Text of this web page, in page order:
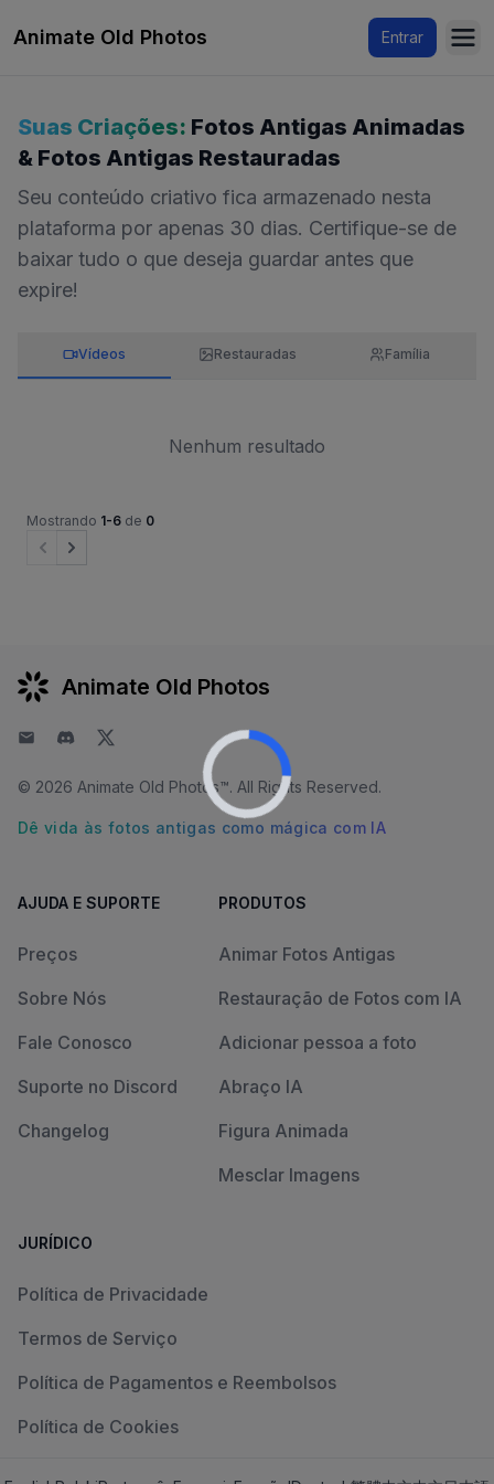
Animate Old Photos Entrar
Suas Criações: Fotos Antigas Animadas
& Fotos Antigas Restauradas
Seu conteúdo criativo fica armazenado nesta
plataforma por apenas 30 dias. Certifique-se de
baixar tudo o que deseja guardar antes que
expire!
Vídeos Restauradas Família
Nenhum resultado
Mostrando 1-6 de 0
Previous
Next
Animate Old Photos
© 2026 Animate Old Photos™. All Rights Reserved.
Dê vida às fotos antigas como mágica com IA
AJUDA E SUPORTE
Preços
Sobre Nós
Fale Conosco
Suporte no Discord
Changelog
PRODUTOS
Animar Fotos Antigas
Restauração de Fotos com IA
Adicionar pessoa a foto
Abraço IA
Figura Animada
Mesclar Imagens
JURÍDICO
Política de Privacidade
Termos de Serviço
Política de Pagamentos e Reembolsos
Política de Cookies